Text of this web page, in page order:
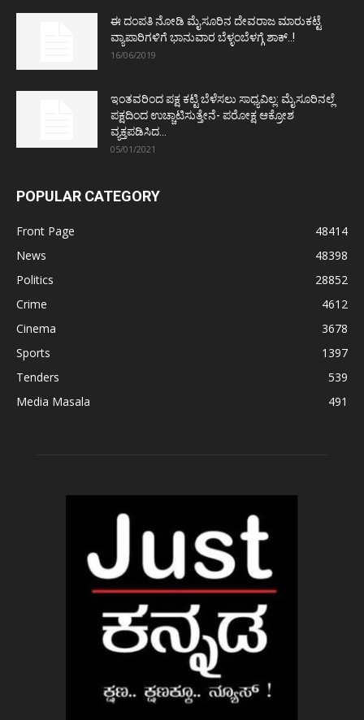
ಈ ದಂಪತಿ ನೋಡಿ ಮೈಸೂರಿನ ದೇವರಾಜ ಮಾರುಕಟ್ಟೆ
ವ್ಯಾಪಾರಿಗಳಿಗೆ ಭಾನುವಾರ ಬೆಳ್ಳಂಬೆಳಗ್ಗೆ ಶಾಕ್..!
16/06/2019
ಇಂತವರಿಂದ ಪಕ್ಷ ಕಟ್ಟಿ ಬೆಳೆಸಲು ಸಾಧ್ಯವಿಲ್ಲ: ಮೈಸೂರಿನಲ್ಲೆ
ಪಕ್ಷದಿಂದ ಉಚ್ಚಾಟಿಸುತ್ತೇನೆ- ಪರೋಕ್ಷ ಆಕ್ರೋಶ
ವ್ಯಕ್ತಪಡಿಸಿದ...
05/01/2021
POPULAR CATEGORY
Front Page
48414
News
48398
Politics
28852
Crime
4612
Cinema
3678
Sports
1397
Tenders
539
Media Masala
491